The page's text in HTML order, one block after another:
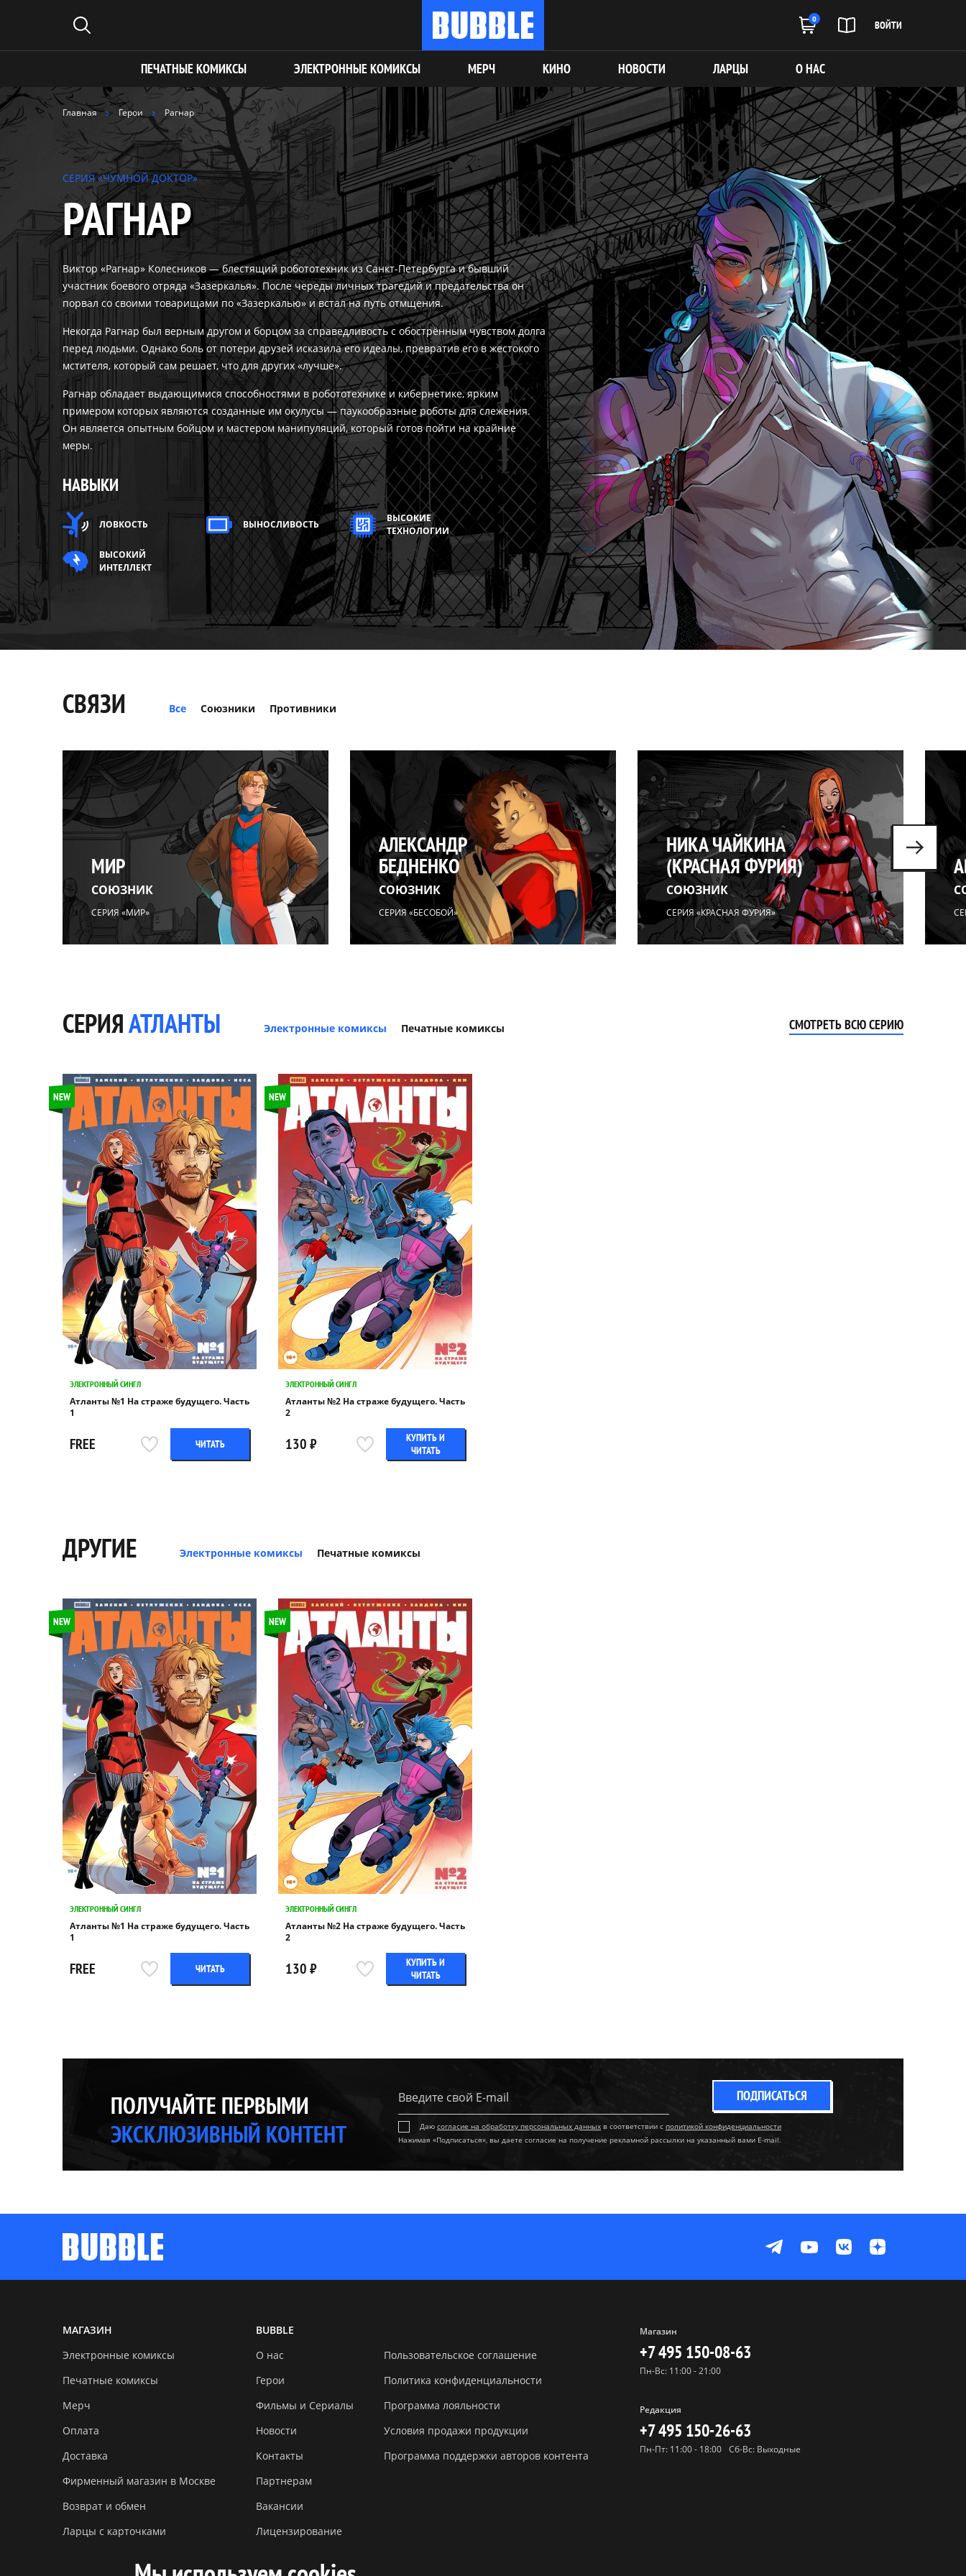
0 ВОЙТИ
ПЕЧАТНЫЕ КОМИКСЫ ЭЛЕКТРОННЫЕ КОМИКСЫ МЕРЧ КИНО НОВОСТИ ЛАРЦЫ О НАС
Главная Герои Рагнар
СЕРИЯ «ЧУМНОЙ ДОКТОР»
РАГНАР
Виктор «Рагнар» Колесников — блестящий робототехник из Санкт-Петербурга и бывший
участник боевого отряда «Зазеркалья». После череды личных трагедий и предательства он
порвал со своими товарищами по «Зазеркалью» и встал на путь отмщения.
Некогда Рагнар был верным другом и борцом за справедливость с обострённым чувством долга
перед людьми. Однако боль от потери друзей исказила его идеалы, превратив его в жестокого
мстителя, который сам решает, что для других «лучше».
Рагнар обладает выдающимися способностями в робототехнике и кибернетике, ярким
примером которых являются созданные им окулусы — паукообразные роботы для слежения.
Он является опытным бойцом и мастером манипуляций, который готов пойти на крайние
меры.
НАВЫКИ
ЛОВКОСТЬ ВЫНОСЛИВОСТЬ
ВЫСОКИЕ
ТЕХНОЛОГИИ
ВЫСОКИЙ
ИНТЕЛЛЕКТ
СВЯЗИ Все Союзники Противники
МИР
СОЮЗНИК
СЕРИЯ «МИР»
АЛЕКСАНДР
БЕДНЕНКО
СОЮЗНИК
СЕРИЯ «БЕСОБОЙ»
НИКА ЧАЙКИНА
(КРАСНАЯ ФУРИЯ)
СОЮЗНИК
СЕРИЯ «КРАСНАЯ ФУРИЯ»
СЕРИЯАТЛАНТЫ Электронные комиксы Печатные комиксы СМОТРЕТЬ ВСЮ СЕРИЮ
NEW
ЭЛЕКТРОННЫЙ СИНГЛ
Атланты №1 На страже будущего. Часть
1
FREE ЧИТАТЬ
NEW
ЭЛЕКТРОННЫЙ СИНГЛ
Атланты №2 На страже будущего. Часть
2
130 ₽
КУПИТЬ И
ЧИТАТЬ
ДРУГИЕ Электронные комиксы Печатные комиксы
NEW
ЭЛЕКТРОННЫЙ СИНГЛ
Атланты №1 На страже будущего. Часть
1
FREE ЧИТАТЬ
NEW
ЭЛЕКТРОННЫЙ СИНГЛ
Атланты №2 На страже будущего. Часть
2
130 ₽
КУПИТЬ И
ЧИТАТЬ
ПОЛУЧАЙТЕ ПЕРВЫМИ
ЭКСКЛЮЗИВНЫЙ КОНТЕНТ
ПОДПИСАТЬСЯ
Даю согласие на обработку персональных данных в соответствии с политикой конфиденциальности
Нажимая «Подписаться», вы даете согласие на получение рекламной рассылки на указанный вами E-mail.
МАГАЗИН
Электронные комиксы
Печатные комиксы
Мерч
Оплата
Доставка
Фирменный магазин в Москве
Возврат и обмен
Ларцы с карточками
BUBBLE
О нас
Герои
Фильмы и Сериалы
Новости
Контакты
Партнерам
Вакансии
Лицензирование
Пользовательское соглашение
Политика конфиденциальности
Программа лояльности
Условия продажи продукции
Программа поддержки авторов контента
Магазин
+7 495 150-08-63
Пн-Вс: 11:00 - 21:00
Редакция
+7 495 150-26-63
Пн-Пт: 11:00 - 18:00 Сб-Вс: Выходные